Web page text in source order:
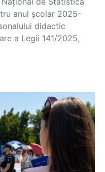
anul școlar 2025-
didactic
a Legii 141/2025,